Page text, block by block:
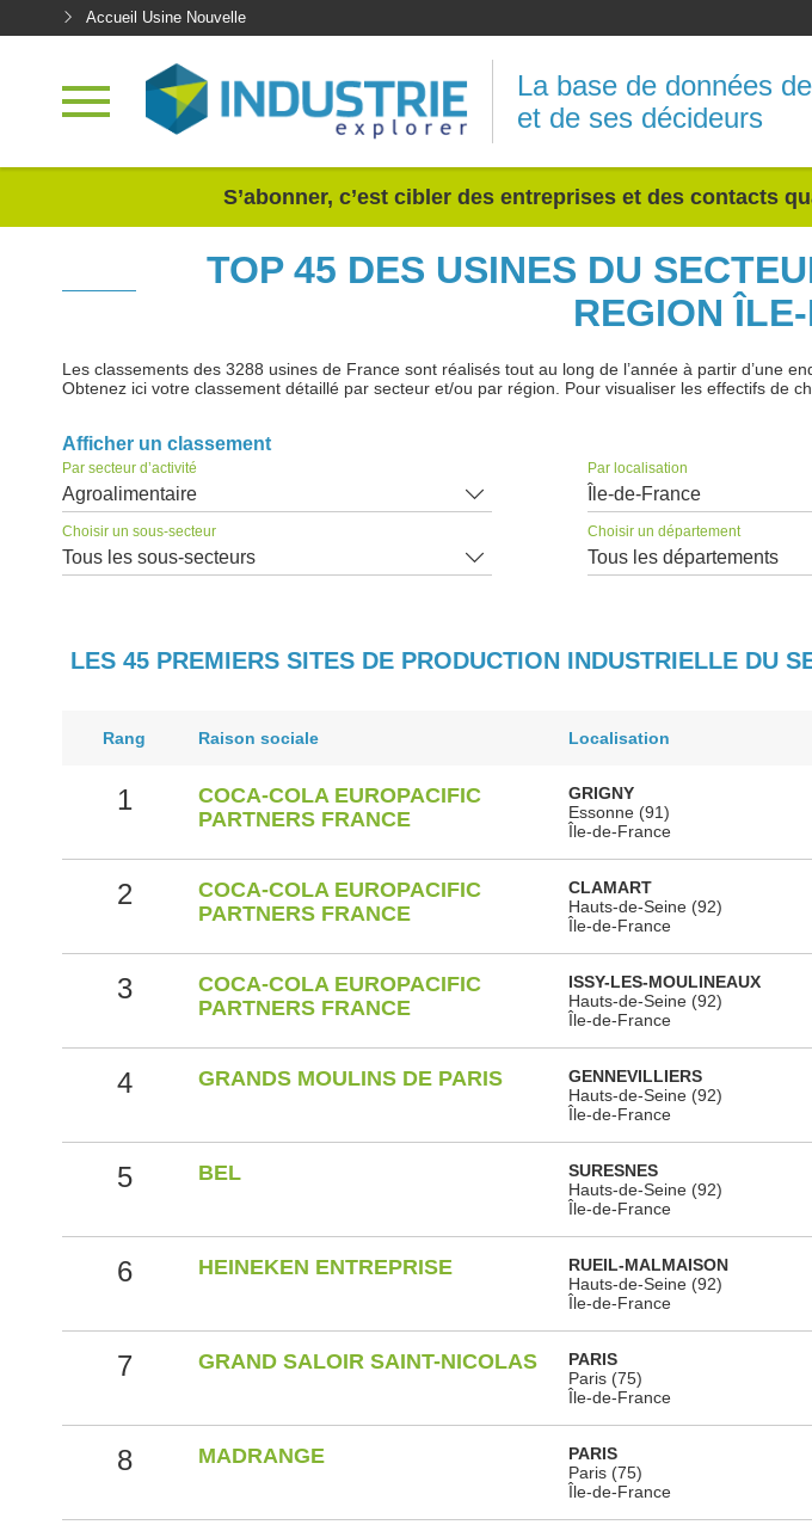
Accueil Usine Nouvelle
La base de données
et de ses décideurs
S’abonner, c’est cibler des entreprises et des contacts
TOP 45 DES USINES DU
REGION
Les classements des 3288 usines de France sont réalisés tout au long de l’année à partir d’une
Obtenez ici votre classement détaillé par secteur et/ou par région. Pour visualiser les effectifs de
Afficher un classement
Par secteur d’activité
Agroalimentaire
Choisir un sous-secteur
Tous les sous-secteurs
Par localisation
Île-de-France
Choisir un département
Tous les départements
LES 45 PREMIERS SITES DE PRODUCTION INDUSTRIELLE DU
Rang Raison sociale Localisation
1
COCA-COLA EUROPACIFIC
PARTNERS FRANCE
GRIGNY
Essonne (91)
Île-de-France
2
COCA-COLA EUROPACIFIC
PARTNERS FRANCE
CLAMART
Hauts-de-Seine (92)
Île-de-France
3
COCA-COLA EUROPACIFIC
PARTNERS FRANCE
ISSY-LES-MOULINEAUX
Hauts-de-Seine (92)
Île-de-France
4 GRANDS MOULINS DE PARIS
GENNEVILLIERS
Hauts-de-Seine (92)
Île-de-France
5 BEL
SURESNES
Hauts-de-Seine (92)
Île-de-France
6 HEINEKEN ENTREPRISE
RUEIL-MALMAISON
Hauts-de-Seine (92)
Île-de-France
7 GRAND SALOIR SAINT-NICOLAS
PARIS
Paris (75)
Île-de-France
8 MADRANGE
PARIS
Paris (75)
Île-de-France